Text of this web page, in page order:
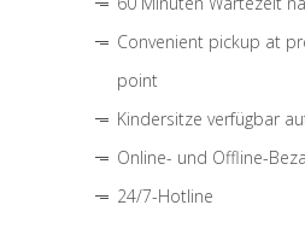
Convenient pickup at
point
Kindersitze verfügbar
Online- und Offline-
24/7-Hotline